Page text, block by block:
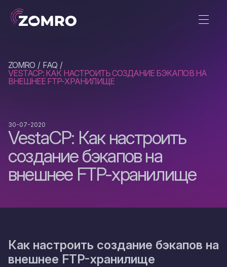
ZOMRO
FAQ
VESTACP: КАК НАСТРОИТЬ СОЗДАНИЕ БЭКАПОВ НА
ВНЕШНЕЕ FTP-ХРАНИЛИЩЕ
VestaCP: Как настроить
создание бэкапов на
внешнее FTP-хранилище
30-07-2020
Как настроить создание бэкапов на
внешнее FTP-хранилище